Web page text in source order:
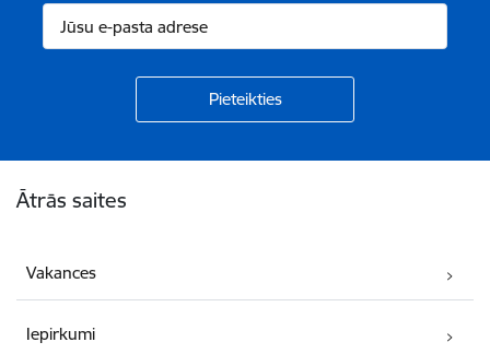
Ātrās saites
Vakances
Iepirkumi